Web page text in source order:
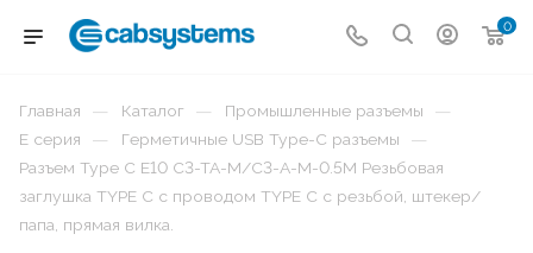
0
Главная — Каталог — Промышленные разъемы —
E серия — Герметичные USB Type-C разъемы —
Разъем Type C E10 C3-TA-M/C3-A-M-0.5M Резьбовая
заглушка TYPE C с проводом TYPE C с резьбой, штекер/
папа, прямая вилка.